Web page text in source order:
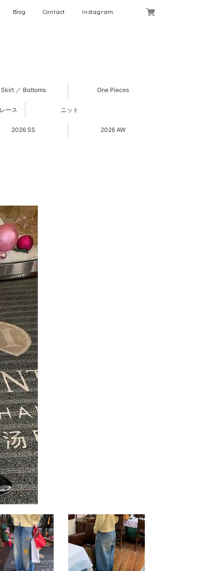
Blog Contact Instagram
Skirt ／ Bottoms One Pieces
ース ニット
2026 SS 2026 AW